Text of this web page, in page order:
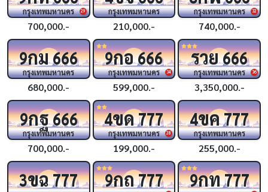
29
กรุงเทพมหานคร
700,000.-
กรุงเทพมหานคร
210,000.-
32
กรุงเทพมหานคร
740,000.-
9กม666
กรุงเทพมหานคร
680,000.-
34
9กอ666
กรุงเทพมหานคร
599,000.-
36
รวย666
กรุงเทพมหานคร
3,350,000.-
9กฐ666
กรุงเทพมหานคร
700,000.-
28
4ขด777
กรุงเทพมหานคร
199,000.-
4ขค777
กรุงเทพมหานคร
255,000.-
3ขฉ777 9กถ777 9กท777